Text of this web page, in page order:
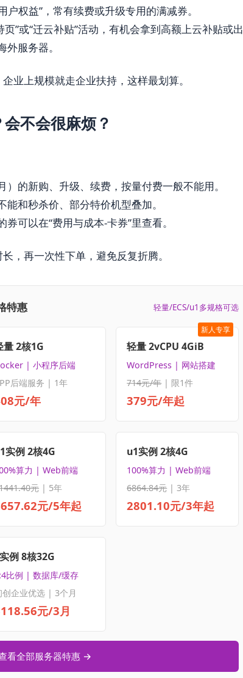
户权益”，常有续费或升级专用的满减券。
页”或“迁云补贴”活动，有机会拿到高额上云补贴或出
服务器。
业上规模就走企业扶持，这样最划算。
不会很麻烦？
的新购、升级、续费，按量付费一般不能用。
和秒杀价、部分特价机型叠加。
可以在“费用与成本-卡券”里查看。
，再一次性下单，避免反复折腾。
特惠 轻量/ECS/u1多规格可选
量 2核1G
| 小程序后端
后端服务 | 1年
元/年
新人专享
轻量 2vCPU 4GiB
WordPress | 网站搭建
714元/年| 限1件
379元/年起
实例 2核4G
算力 | Web前端
元 | 5年
元/5年起
u1实例 2核4G
100%算力 | Web前端
6864.84元| 3年
2801.10元/3年起
例 8核32G
比例 | 数据库/缓存
创企业优选 | 3个月
元/3月
看全部服务器特惠 →